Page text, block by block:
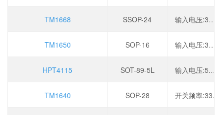
TM1668 SSOP-24 输入电压:3V~5.5V,振荡频率:450kHz,工作温度:-40℃~+80℃,
TM1650 SOP-16 输入电压:3V~5.5V,输出电流:150mA,工作温度:-40℃~+85℃,
HPT4115 SOT-89-5L 输入电压:5.5V~35V,拓扑结构:降压型,开关频率:1MHz,输出电流:1.2A,
TM1640 SOP-28 开关频率:330kHz,工作电压:2.8V~5.5V,输出电流:200mA,调光:PWM